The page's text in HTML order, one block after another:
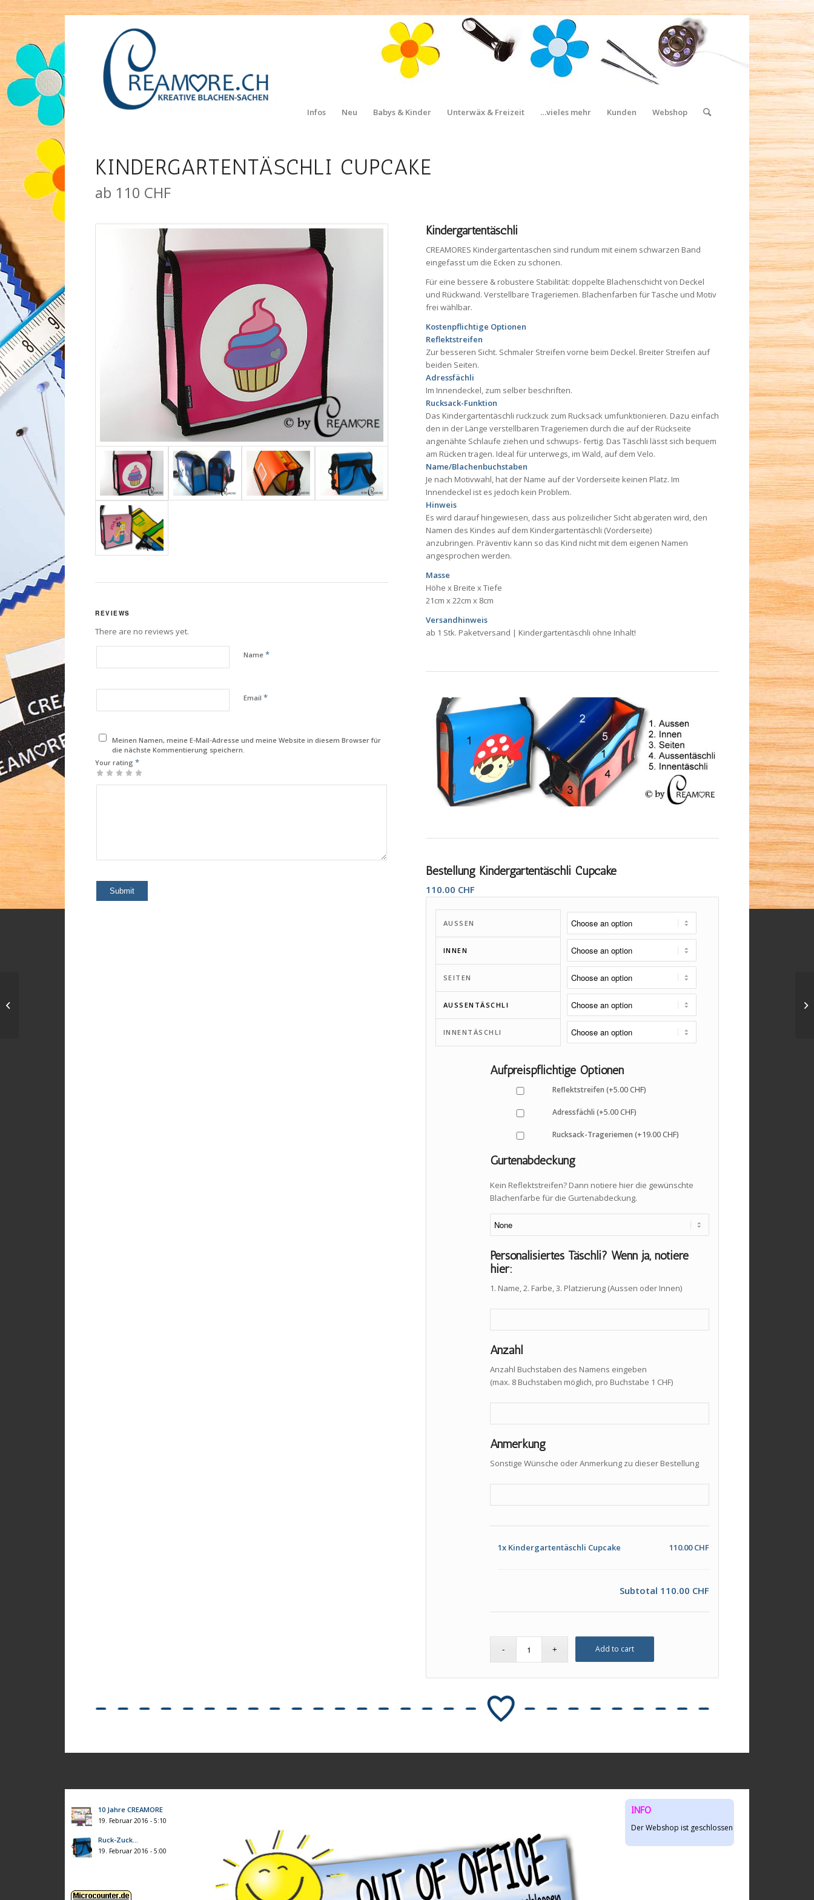
Infos Neu Babys & Kinder Unterwäx & Freizeit …vieles mehr Kunden Webshop
KINDERGARTENTÄSCHLI CUPCAKE
ab 110 CHF
REVIEWS
There are no reviews yet.
Name *
Email *
Meinen Namen, meine E-Mail-Adresse und meine Website in diesem Browser für
die nächste Kommentierung speichern.
Your rating *
1
2
3
4
5
Kindergartentäschli
CREAMORES Kindergartentaschen sind rundum mit einem schwarzen Band
eingefasst um die Ecken zu schonen.
Für eine bessere & robustere Stabilität: doppelte Blachenschicht von Deckel
und Rückwand. Verstellbare Trageriemen. Blachenfarben für Tasche und Motiv
frei wählbar.
Kostenpflichtige Optionen
Reflektstreifen
Zur besseren Sicht. Schmaler Streifen vorne beim Deckel. Breiter Streifen auf
beiden Seiten.
Adressfächli
Im Innendeckel, zum selber beschriften.
Rucksack-Funktion
Das Kindergartentäschli ruckzuck zum Rucksack umfunktionieren. Dazu einfach
den in der Länge verstellbaren Trageriemen durch die auf der Rückseite
angenähte Schlaufe ziehen und schwups- fertig. Das Täschli lässt sich bequem
am Rücken tragen. Ideal für unterwegs, im Wald, auf dem Velo.
Name/Blachenbuchstaben
Je nach Motivwahl, hat der Name auf der Vorderseite keinen Platz. Im
Innendeckel ist es jedoch kein Problem.
Hinweis
Es wird darauf hingewiesen, dass aus polizeilicher Sicht abgeraten wird, den
Namen des Kindes auf dem Kindergartentäschli (Vorderseite)
anzubringen. Präventiv kann so das Kind nicht mit dem eigenen Namen
angesprochen werden.
Masse
Höhe x Breite x Tiefe
21cm x 22cm x 8cm
Versandhinweis
ab 1 Stk. Paketversand | Kindergartentäschli ohne Inhalt!
Bestellung Kindergartentäschli Cupcake
110.00 CHF
AUSSEN
INNEN
SEITEN
AUSSENTÄSCHLI
INNENTÄSCHLI
Aufpreispflichtige Optionen
Reflektstreifen (+5.00 CHF)
Adressfächli (+5.00 CHF)
Rucksack-Trageriemen (+19.00 CHF)
Gurtenabdeckung
Kein Reflektstreifen? Dann notiere hier die gewünschte
Blachenfarbe für die Gurtenabdeckung.
Personalisiertes Täschli? Wenn ja, notiere
hier:
1. Name, 2. Farbe, 3. Platzierung (Aussen oder Innen)
Anzahl
Anzahl Buchstaben des Namens eingeben
(max. 8 Buchstaben möglich, pro Buchstabe 1 CHF)
Anmerkung
Sonstige Wünsche oder Anmerkung zu dieser Bestellung
1x Kindergartentäschli Cupcake 110.00 CHF
Subtotal 110.00 CHF
Add to cart
10 Jahre CREAMORE
19. Februar 2016 - 5:10
Ruck-Zuck…
19. Februar 2016 - 5:00
INFO
Der Webshop ist geschlossen